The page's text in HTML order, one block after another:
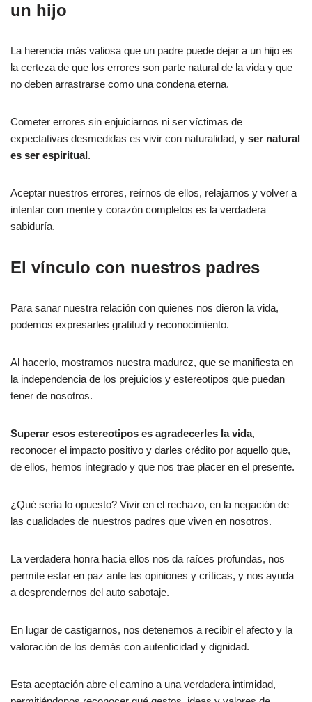
un hijo
La herencia más valiosa que un padre puede dejar a un hijo es
la certeza de que los errores son parte natural de la vida y que
no deben arrastrarse como una condena eterna.
Cometer errores sin enjuiciarnos ni ser víctimas de
expectativas desmedidas es vivir con naturalidad, y ser natural
es ser espiritual.
Aceptar nuestros errores, reírnos de ellos, relajarnos y volver a
intentar con mente y corazón completos es la verdadera
sabiduría.
El vínculo con nuestros padres
Para sanar nuestra relación con quienes nos dieron la vida,
podemos expresarles gratitud y reconocimiento.
Al hacerlo, mostramos nuestra madurez, que se manifiesta en
la independencia de los prejuicios y estereotipos que puedan
tener de nosotros.
Superar esos estereotipos es agradecerles la vida,
reconocer el impacto positivo y darles crédito por aquello que,
de ellos, hemos integrado y que nos trae placer en el presente.
¿Qué sería lo opuesto? Vivir en el rechazo, en la negación de
las cualidades de nuestros padres que viven en nosotros.
La verdadera honra hacia ellos nos da raíces profundas, nos
permite estar en paz ante las opiniones y críticas, y nos ayuda
a desprendernos del auto sabotaje.
En lugar de castigarnos, nos detenemos a recibir el afecto y la
valoración de los demás con autenticidad y dignidad.
Esta aceptación abre el camino a una verdadera intimidad,